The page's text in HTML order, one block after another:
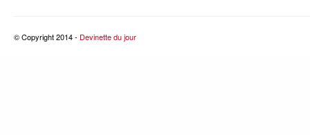
© Copyright 2014 - Devinette du jour